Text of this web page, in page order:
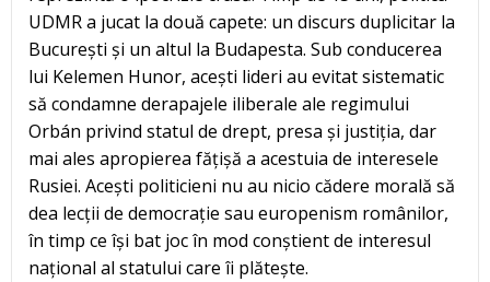
UDMR a jucat la două capete: un discurs duplicitar la
București și un altul la Budapesta. Sub conducerea
lui Kelemen Hunor, acești lideri au evitat sistematic
să condamne derapajele iliberale ale regimului
Orbán privind statul de drept, presa și justiția, dar
mai ales apropierea fățișă a acestuia de interesele
Rusiei. Acești politicieni nu au nicio cădere morală să
dea lecții de democrație sau europenism românilor,
în timp ce își bat joc în mod conștient de interesul
național al statului care îi plătește.